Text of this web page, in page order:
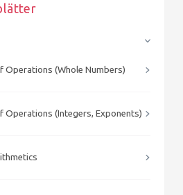
Operations (Whole Numbers)
Operations (Integers, Exponents)